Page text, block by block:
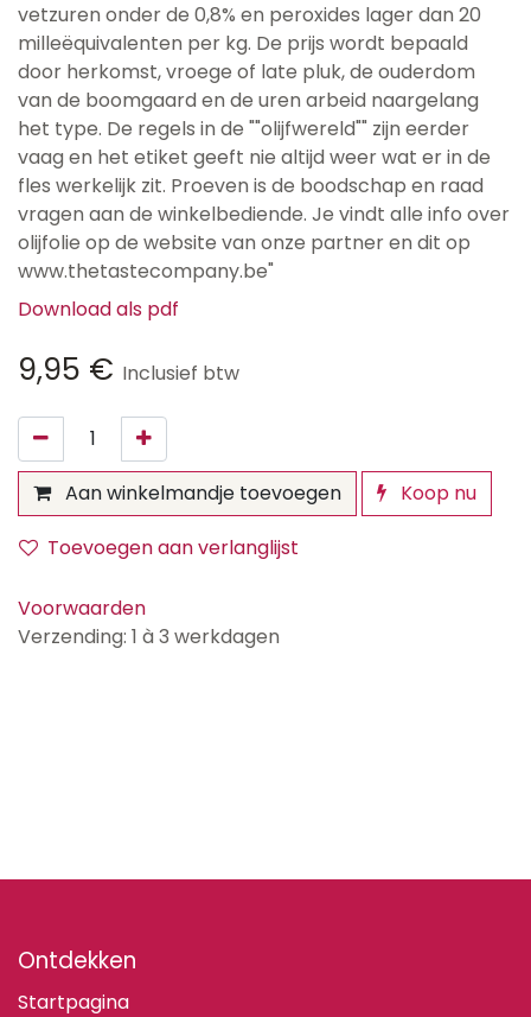
vetzuren onder de 0,8% en peroxides lager dan 20
milleëquivalenten per kg. De prijs wordt bepaald
door herkomst, vroege of late pluk, de ouderdom
van de boomgaard en de uren arbeid naargelang
het type. De regels in de ""olijfwereld"" zijn eerder
vaag en het etiket geeft nie altijd weer wat er in de
fles werkelijk zit. Proeven is de boodschap en raad
vragen aan de winkelbediende. Je vindt alle info over
olijfolie op de website van onze partner en dit op
www.thetastecompany.be"
Download als pdf
9,95 € Inclusief btw
Aan winkelmandje toevoegen
Koop nu
Toevoegen aan verlanglijst
Voorwaarden
Verzending: 1 à 3 werkdagen
Ontdekken
Startpagina